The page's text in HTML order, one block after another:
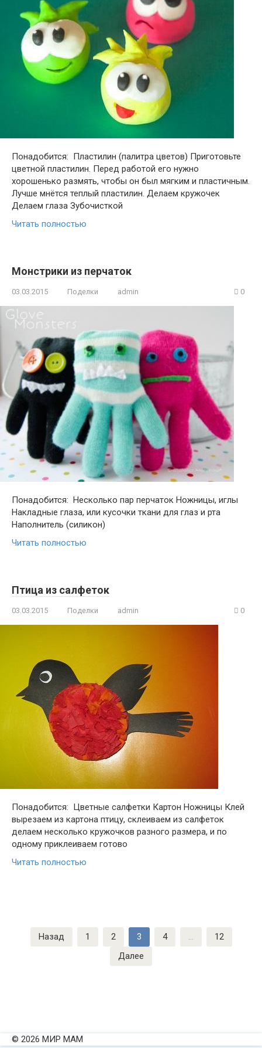
Понадобится: Пластилин (палитра цветов) Приготовьте
цветной пластилин. Перед работой его нужно
хорошенько размять, чтобы он был мягким и пластичным.
Лучше мнётся теплый пластилин. Делаем кружочек
Делаем глаза Зубочисткой
Читать полностью
Монстрики из перчаток
03.03.2015 Поделки admin 0
Понадобится: Несколько пар перчаток Ножницы, иглы
Накладные глаза, или кусочки ткани для глаз и рта
Наполнитель (силикон)
Читать полностью
Птица из салфеток
03.03.2015 Поделки admin 0
Понадобится: Цветные салфетки Картон Ножницы Клей
вырезаем из картона птицу, склеиваем из салфеток
делаем несколько кружочков разного размера, и по
одному приклеиваем готово
Читать полностью
Пагинация
записей
Назад 1 2 3 4 …
12
Далее
© 2026 МИР МАМ